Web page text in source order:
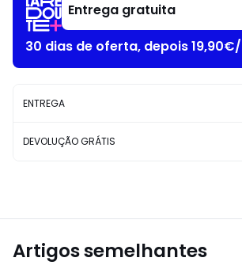
Entrega gratuita
30 dias de oferta, depois
ENTREGA
DEVOLUÇÃO GRÁTIS
Artigos semelhantes